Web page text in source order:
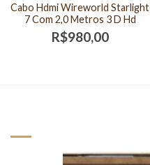
Cabo Hdmi Wireworld Starlight
7 Com 2,0 Metros 3 D Hd
R$980,00